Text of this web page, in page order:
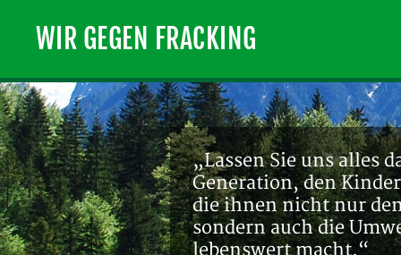
WIR GEGEN FRACKING
„Lassen Sie uns alles
Generation, den
die ihnen nicht nur
sondern auch die
lebenswert macht.“